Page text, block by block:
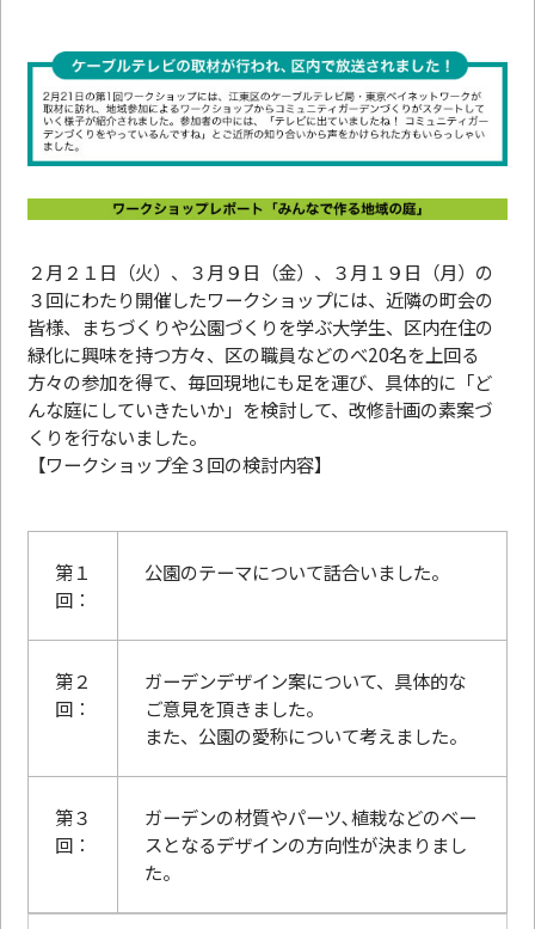
２月２１日（火）、３月９日（金）、３月１９日（月）の
３回にわたり開催したワークショップには、近隣の町会の
皆様、まちづくりや公園づくりを学ぶ大学生、区内在住の
緑化に興味を持つ方々、区の職員などのべ20名を上回る
方々の参加を得て、毎回現地にも足を運び、具体的に「ど
んな庭にしていきたいか」を検討して、改修計画の素案づ
くりを行ないました。
【ワークショップ全３回の検討内容】
第１
回：
公園のテーマについて話合いました。
第２
回：
ガーデンデザイン案について、具体的な
ご意見を頂きました。
また、公園の愛称について考えました。
第３
回：
ガーデンの材質やパーツ､植栽などのベー
スとなるデザインの方向性が決まりまし
た。